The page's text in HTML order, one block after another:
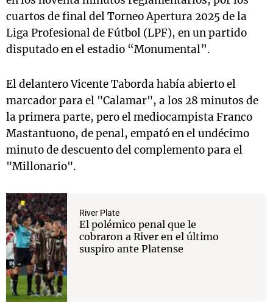
cuartos de final del Torneo Apertura 2025 de la
Liga Profesional de Fútbol (LPF), en un partido
disputado en el estadio “Monumental”.
El delantero Vicente Taborda había abierto el
marcador para el "Calamar", a los 28 minutos de
la primera parte, pero el mediocampista Franco
Mastantuono, de penal, empató en el undécimo
minuto de descuento del complemento para el
"Millonario".
River Plate
El polémico penal que le
cobraron a River en el último
suspiro ante Platense